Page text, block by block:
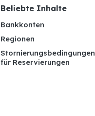
Beliebte Inhalte
Bankkonten
Regionen
Stornierungsbedingungen
für Reservierungen